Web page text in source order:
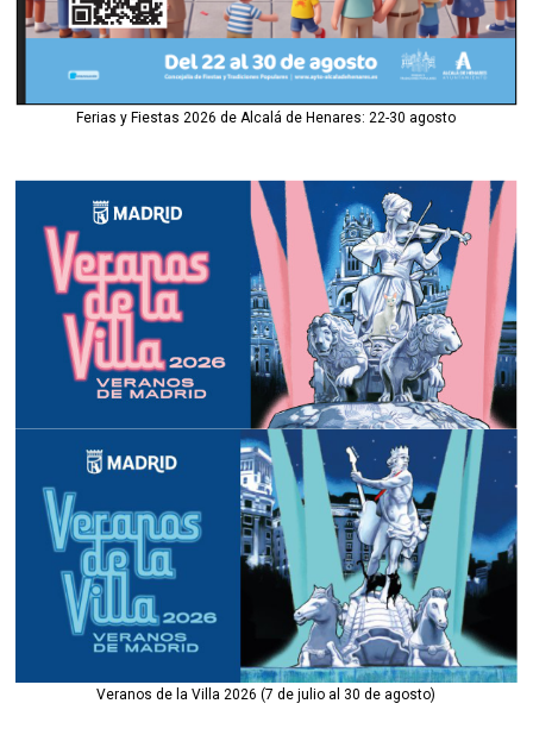
Ferias y Fiestas 2026 de Alcalá de Henares: 22-30 agosto
Veranos de la Villa 2026 (7 de julio al 30 de agosto)